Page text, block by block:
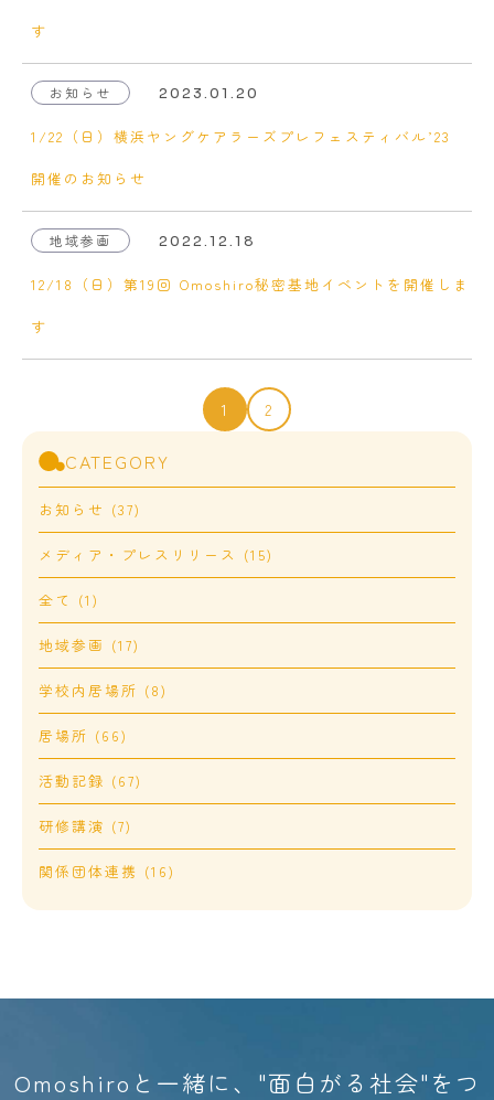
す
お知らせ 2023.01.20
1/22（日）横浜ヤングケアラーズプレフェスティバル’23
開催のお知らせ
地域参画 2022.12.18
12/18（日）第19回 Omoshiro秘密基地イベントを開催しま
す
1 2
CATEGORY
お知らせ (37)
メディア・プレスリリース (15)
全て (1)
地域参画 (17)
学校内居場所 (8)
居場所 (66)
活動記録 (67)
研修講演 (7)
関係団体連携 (16)
Omoshiroと一緒に、"面白がる社会"をつ